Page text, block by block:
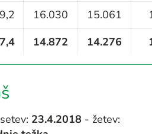
16.030 15.061
14.872 14.276
23.4.2018 - žetev: